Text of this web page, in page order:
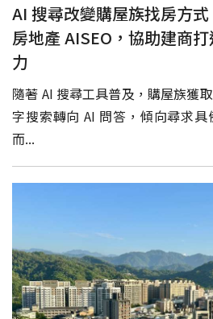
AI 搜尋改變購屋族找房方
房地產 AISEO，協助建商
力
隨著 AI 搜尋工具普及，購屋族獲
字搜索轉向 AI 問答，傾向尋求具
而...